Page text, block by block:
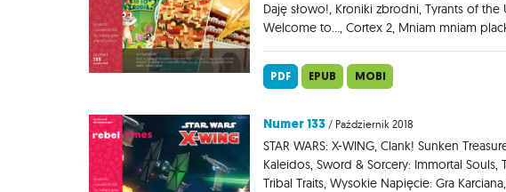
Daję słowo!, Kroniki zbrodni, Tyrants of the
Welcome to..., Cortex 2, Mniam mniam
PDF EPUB MOBI
Numer 133 / Październik 2018
STAR WARS: X-WING, Clank! Sunken
Kaleidos, Sword & Sorcery: Immortal Souls,
Tribal Traits, Wysokie Napięcie: Gra